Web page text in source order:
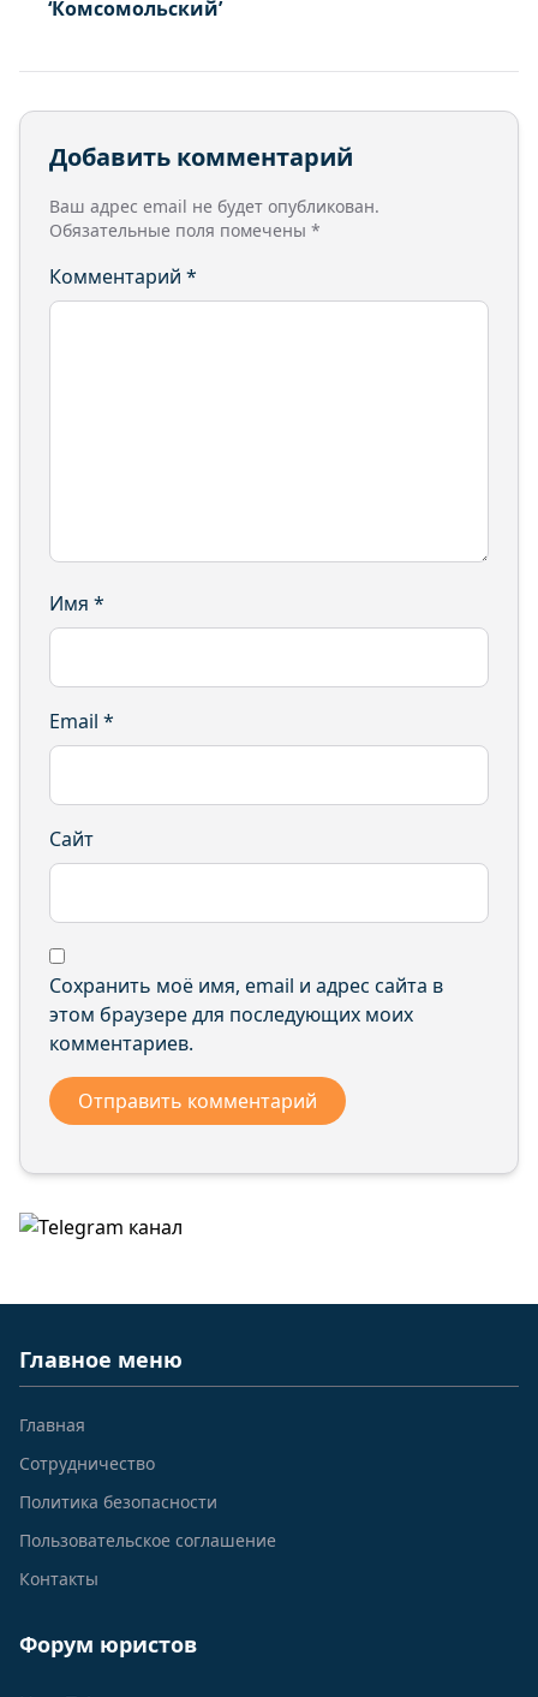
‘Комсомольский’
Добавить комментарий
Ваш адрес email не будет опубликован.
Обязательные поля помечены *
Комментарий *
Имя *
Email *
Сайт
Сохранить моё имя, email и адрес сайта в
этом браузере для последующих моих
комментариев.
Главное меню
Главная
Сотрудничество
Политика безопасности
Пользовательское соглашение
Контакты
Форум юристов